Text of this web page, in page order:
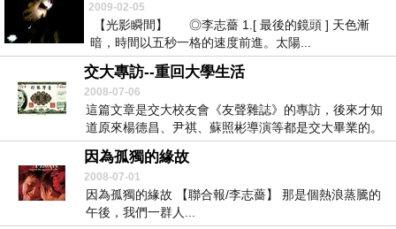
2009-02-05
【光影瞬間】 ◎李志薔 1.[ 最後的鏡頭 ] 天色漸
暗，時間以五秒一格的速度前進。太陽...
交大專訪--重回大學生活
2008-07-06
這篇文章是交大校友會《友聲雜誌》的專訪，後來才知
道原來楊德昌、尹祺、蘇照彬導演等都是交大畢業的。
...
因為孤獨的緣故
2008-07-01
因為孤獨的緣故 【聯合報/李志薔】 那是個熱浪蒸騰的
午後，我們一群人...